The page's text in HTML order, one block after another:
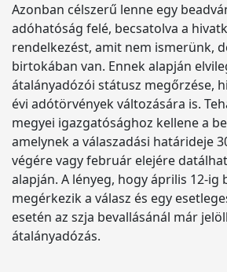
Azonban célszerű lenne egy
adóhatóság felé, becsatolva a
rendelkezést, amit nem ismerünk,
birtokában van. Ennek alapján
átalányadózói státusz megőrzése,
évi adótörvények változására is.
megyei igazgatósághoz kellene a
amelynek a válaszadási határideje
végére vagy február elejére
alapján. A lényeg, hogy április 12-ig
megérkezik a válasz és egy
esetén az szja bevallásánál már
átalányadózás.